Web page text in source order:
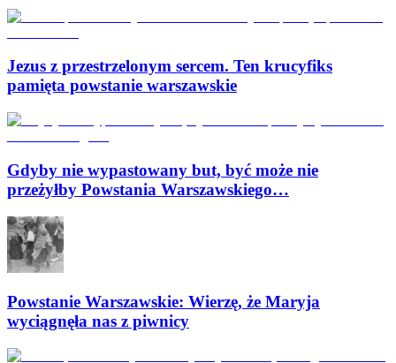
Jezus z przestrzelonym sercem. Ten krucyfiks
pamięta powstanie warszawskie
Gdyby nie wypastowany but, być może nie
przeżyłby Powstania Warszawskiego…
Powstanie Warszawskie: Wierzę, że Maryja
wyciągnęła nas z piwnicy